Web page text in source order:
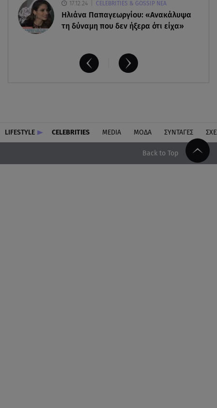
17.12.24 CELEBRITIES & GOSSIP ΝΕΑ
Ηλιάνα Παπαγεωργίου: «Ανακάλυψα
τη δύναμη που δεν ήξερα ότι είχα»
LIFESTYLE CELEBRITIES MEDIA ΜΟΔΑ ΣΥΝΤΑΓΕΣ
Back to Top